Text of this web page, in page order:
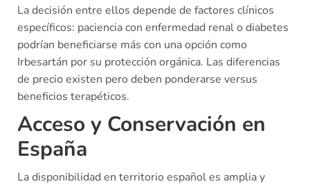
La decisión entre ellos depende de factores clínicos
específicos: paciencia con enfermedad renal o diabetes
podrían beneficiarse más con una opción como
Irbesartán por su protección orgánica. Las diferencias
de precio existen pero deben ponderarse versus
beneficios terapéticos.
Acceso y Conservación en
España
La disponibilidad en territorio español es amplia y